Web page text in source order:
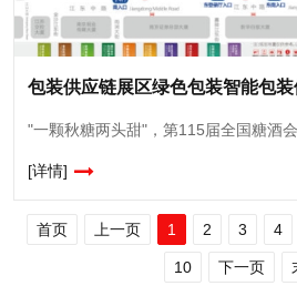
[详情]
首页 上一页 1 2 3 4
10 下一页